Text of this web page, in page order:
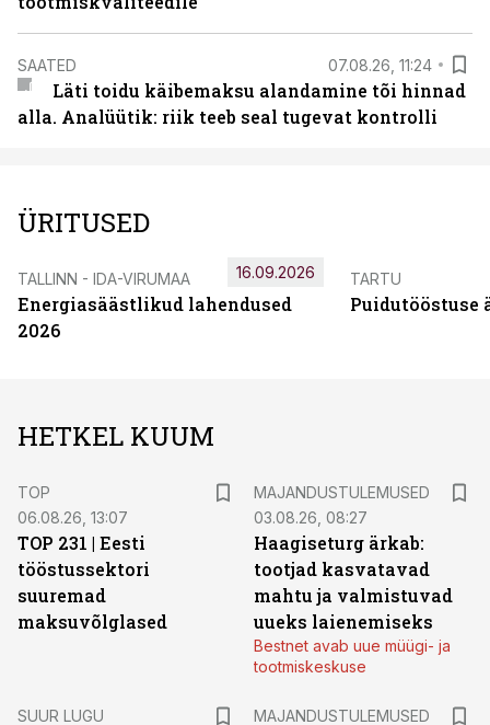
SAATED 07.08.26, 11:24
Läti toidu käibemaksu alandamine tõi hinnad
alla. Analüütik: riik teeb seal tugevat kontrolli
ÜRITUSED
TALLINN - IDA-VIRUMAA
Energiasäästlikud lahendused
2026
16.09.2026 TARTU
Puidutööstuse
HETKEL KUUM
TOP
06.08.26, 13:07
TOP 231 | Eesti
tööstussektori
suuremad
maksuvõlglased
MAJANDUSTULEMUSED
03.08.26, 08:27
Haagiseturg ärkab:
tootjad kasvatavad
mahtu ja valmistuvad
uueks laienemiseks
Bestnet avab uue müügi- ja
tootmiskeskuse
SUUR LUGU
MAJANDUSTULEMUSED